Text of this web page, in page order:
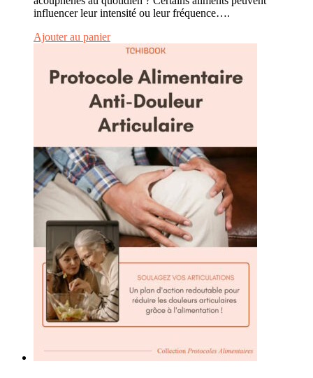
influencer leur intensité ou leur fréquence….
Ajouter au panier